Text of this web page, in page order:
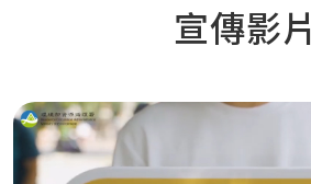
宣傳影片